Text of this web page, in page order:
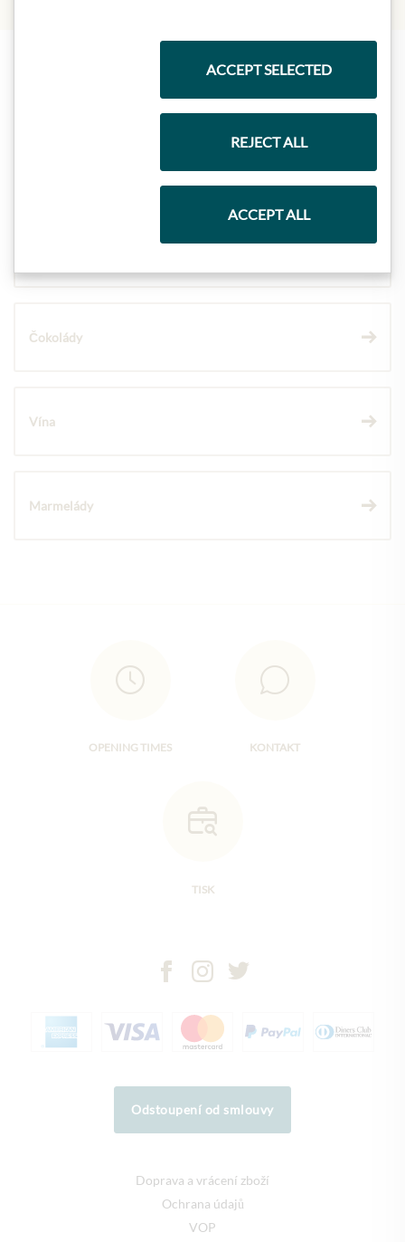
Nejlepší z našeho sortimentu
Čokolády
Vína
Marmelády
OPENING TIMES KONTAKT
TISK
Odstoupení od smlouvy
Doprava a vrácení zboží
Ochrana údajů
VOP
ACCEPT SELECTED
REJECT ALL
ACCEPT ALL